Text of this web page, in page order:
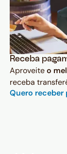
Receba
Aproveiteo
receba
Quero receber